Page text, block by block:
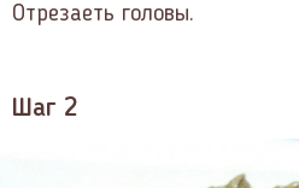
Отрезаеть головы.
Шаг 2